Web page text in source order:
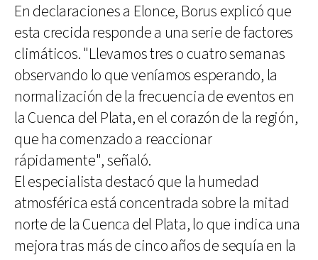
En declaraciones a Elonce, Borus explicó que
esta crecida responde a una serie de factores
climáticos. "Llevamos tres o cuatro semanas
observando lo que veníamos esperando, la
normalización de la frecuencia de eventos en
la Cuenca del Plata, en el corazón de la región,
que ha comenzado a reaccionar
rápidamente", señaló.
El especialista destacó que la humedad
atmosférica está concentrada sobre la mitad
norte de la Cuenca del Plata, lo que indica una
mejora tras más de cinco años de sequía en la